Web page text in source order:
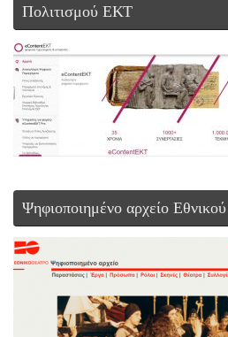
Πολιτισμού ΕΚΤ
Ψηφιοποιημένο αρχείο